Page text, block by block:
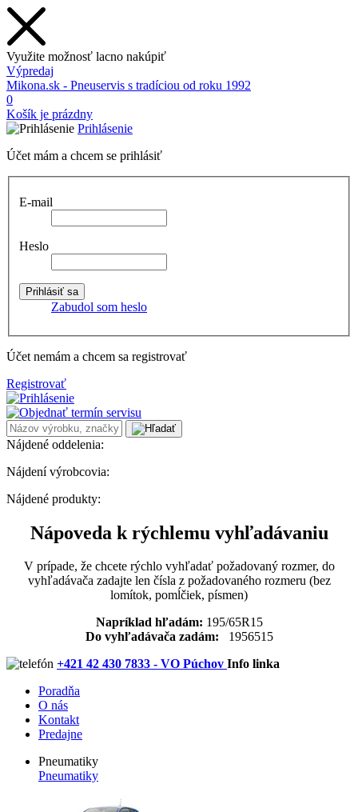
Využite možnosť lacno nakúpiť
Výpredaj
Mikona.sk - Pneuservis s tradíciou od roku 1992
0
Košík je prázdny
Prihlásenie
Účet mám a chcem se prihlásiť
E-mail
Heslo
Zabudol som heslo
Účet nemám a chcem sa registrovať
Registrovať
Nájdené oddelenia:
Nájdení výrobcovia:
Nájdené produkty:
Nápoveda k rýchlemu vyhľadávaniu
V prípade, že chcete rýchlo vyhľadať požadovaný rozmer, do
vyhľadávača zadajte len čísla z požadovaného rozmeru (bez
lomítok, pomĺčiek, písmen)
Napríklad hľadám: 195/65R15
Do vyhľadávača zadám: 1956515
+421 42 430 7833 - VO Púchov Info linka
Poradňa
O nás
Kontakt
Predajne
Pneumatiky
Pneumatiky